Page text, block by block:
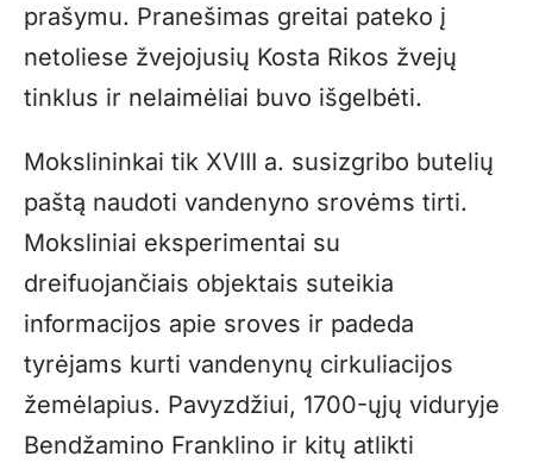
prašymu. Pranešimas greitai pateko į
netoliese žvejojusių Kosta Rikos žvejų
tinklus ir nelaimėliai buvo išgelbėti.
Mokslininkai tik XVIII a. susizgribo butelių
paštą naudoti vandenyno srovėms tirti.
Moksliniai eksperimentai su
dreifuojančiais objektais suteikia
informacijos apie sroves ir padeda
tyrėjams kurti vandenynų cirkuliacijos
žemėlapius. Pavyzdžiui, 1700-ųjų viduryje
Bendžamino Franklino ir kitų atlikti